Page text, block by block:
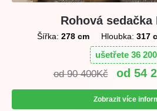
Rohová sedačka
Šířka: 278 cm Hloubka: 317
ušetřete 36 200
90 400Kč 54
Zobrazit více